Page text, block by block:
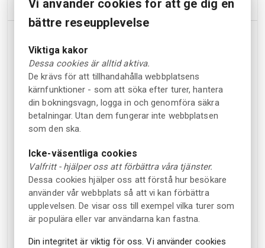
Parken öppnar för säsongen den
Öppet kl.10:00 – 17:00följande dagar:
20 – 22 mars
Säsongsöppning
Onsdag – söndag
4 maj – 30 augusti
Dagligen
2 september – 25 oktober
Vi använder cookies för att ge dig en
bättre reseupplevelse
Viktiga kakor
Dessa cookies är alltid aktiva.
De krävs för att tillhandahålla webbplatsens
kärnfunktioner - som att söka efter turer, hantera
din bokningsvagn, logga in och genomföra säkra
betalningar. Utan dem fungerar inte webbplatsen
som den ska.
Icke-väsentliga cookies
Valfritt - hjälper oss att förbättra våra tjänster.
Dessa cookies hjälper oss att förstå hur besökare
använder vår webbplats så att vi kan förbättra
upplevelsen. De visar oss till exempel vilka turer som
är populära eller var användarna kan fastna.
Din integritet är viktig för oss. Vi använder cookies